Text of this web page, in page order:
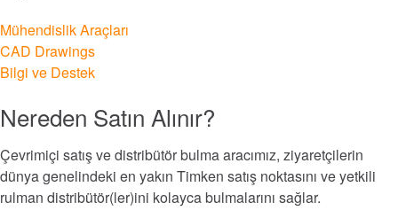
Enerji Üretimi ve Yenilenebilir Enerji
Havacılık ve Savunma
Madencilik
Otomasyon, Robotik ve Endüstriyel Makineler
Mühendislik Araçları
CAD Drawings
Bilgi ve Destek
Nereden Satın Alınır?
Çevrimiçi satış ve distribütör bulma aracımız, ziyaretçilerin
dünya genelindeki en yakın Timken satış noktasını ve yetkili
rulman distribütör(ler)ini kolayca bulmalarını sağlar.